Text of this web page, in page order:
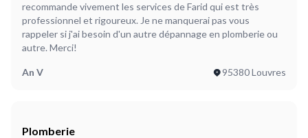
recommande vivement les services de Farid qui est très
professionnel et rigoureux. Je ne manquerai pas vous
rappeler si j'ai besoin d'un autre dépannage en plomberie ou
autre. Merci!
An V 95380 Louvres
Plomberie